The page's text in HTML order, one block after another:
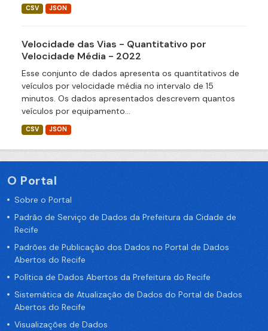
CSV JSON
Velocidade das Vias - Quantitativo por
Velocidade Média - 2022
Esse conjunto de dados apresenta os quantitativos de
veículos por velocidade média no intervalo de 15
minutos. Os dados apresentados descrevem quantos
veículos por equipamento...
CSV JSON
O Portal
Sobre o Portal
Padrão de Serviço de Dados da Prefeitura da Cidade de
Recife
Padrões de Publicação dos Dados no Portal de Dados
Abertos do Recife
Política de Dados Abertos da Prefeitura do Recife
Sistemática de Atualização de Dados do Portal de Dados
Abertos do Recife
Visualizações de Dados